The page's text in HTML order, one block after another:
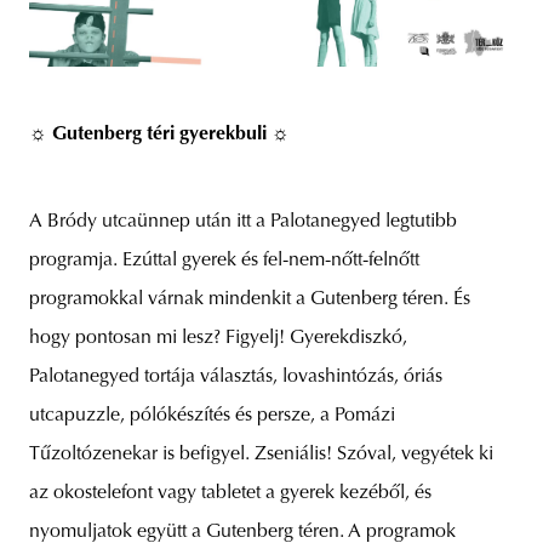
☼ Gutenberg téri gyerekbuli ☼
A Bródy utcaünnep után itt a Palotanegyed legtutibb
programja. Ezúttal gyerek és fel-nem-nőtt-felnőtt
programokkal várnak mindenkit a Gutenberg téren. És
hogy pontosan mi lesz? Figyelj! Gyerekdiszkó,
Palotanegyed tortája választás, lovashintózás, óriás
utcapuzzle, pólókészítés és persze, a Pomázi
Tűzoltózenekar is befigyel. Zseniális! Szóval, vegyétek ki
az okostelefont vagy tabletet a gyerek kezéből, és
nyomuljatok együtt a Gutenberg téren. A programok